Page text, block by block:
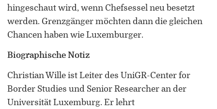
hingeschaut wird, wenn Chefsessel neu besetzt
werden. Grenzgänger möchten dann die gleichen
Chancen haben wie Luxemburger.
Biographische Notiz
Christian Wille ist Leiter des UniGR-Center for
Border Studies und Senior Researcher an der
Universität Luxemburg. Er lehrt